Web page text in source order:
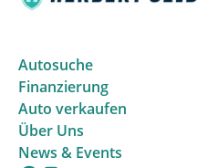
Autosuche
Finanzierung
Auto verkaufen
Über Uns
News & Events